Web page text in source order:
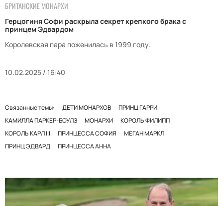
БРИТАНСКИЕ МОНАРХИ
Герцогиня Софи раскрыла секрет крепкого брака с
принцем Эдвардом
Королевская пара поженилась в 1999 году.
10.02.2025 / 16:40
Связанные темы: ДЕТИ МОНАРХОВ
ПРИНЦ ГАРРИ
КАМИЛЛА ПАРКЕР-БОУЛЗ
МОНАРХИ
КОРОЛЬ ФИЛИПП
КОРОЛЬ КАРЛ III
ПРИНЦЕССА СОФИЯ
МЕГАН МАРКЛ
ПРИНЦ ЭДВАРД
ПРИНЦЕССА АННА